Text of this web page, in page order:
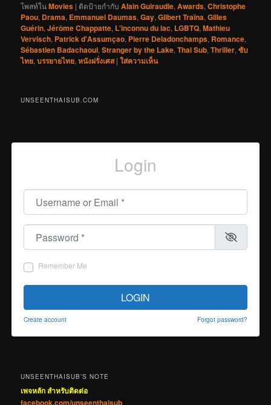
โพสท์ในMovies | ติดป้ายกำกับ Alain Guiraudie,Awards,Christophe
Paou, Drama, Emmanuel Daumas,Gay,Gilbert Traïna,Gilles
Guérin,Jérôme Chappatte, L'inconnu du lac, LGBTQ,Mathieu
Vervisch, Patrick d'Assumçao, Pierre Deladonchamps, Romance,
Sébastien Badachaoui,Stranger by the Lake,Thai Sub,Thriller,ซับ
ไทย,บรรยายไทย,หนังฝรั่งเศส |ใส่ความเห็น
UNSEENTHAISUB.COM
Login
Username or Email
Password
Remember Me
LOGIN
Create account Forgot password?
UNSEENTHAISUB’S NOTE
เพจหลัก สำหรับติดต่อ
facebook.com/unseenthaisub